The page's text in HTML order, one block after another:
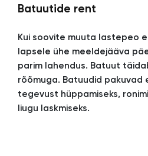
Batuutide rent
Kui soovite muuta lastepeo
lapsele ühe meeldejääva
parim lahendus. Batuut
rõõmuga. Batuudid pakuvad
tegevust hüppamiseks,
liugu laskmiseks.